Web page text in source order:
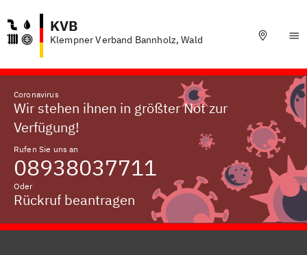
KVB
Klempner Verband Bannholz, Wald
Coronavirus
Wir stehen ihnen in größter Not zur
Verfügung!
Rufen Sie uns an
08938037711
Oder
Rückruf beantragen